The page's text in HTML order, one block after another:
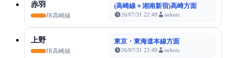
赤羽
JR高崎線
(高崎線＋湘南新宿)高崎方面
26/07/31 22:49 tsrknic
上野
JR高崎線
東京・東海道本線方面
26/07/31 22:49 tsrknic